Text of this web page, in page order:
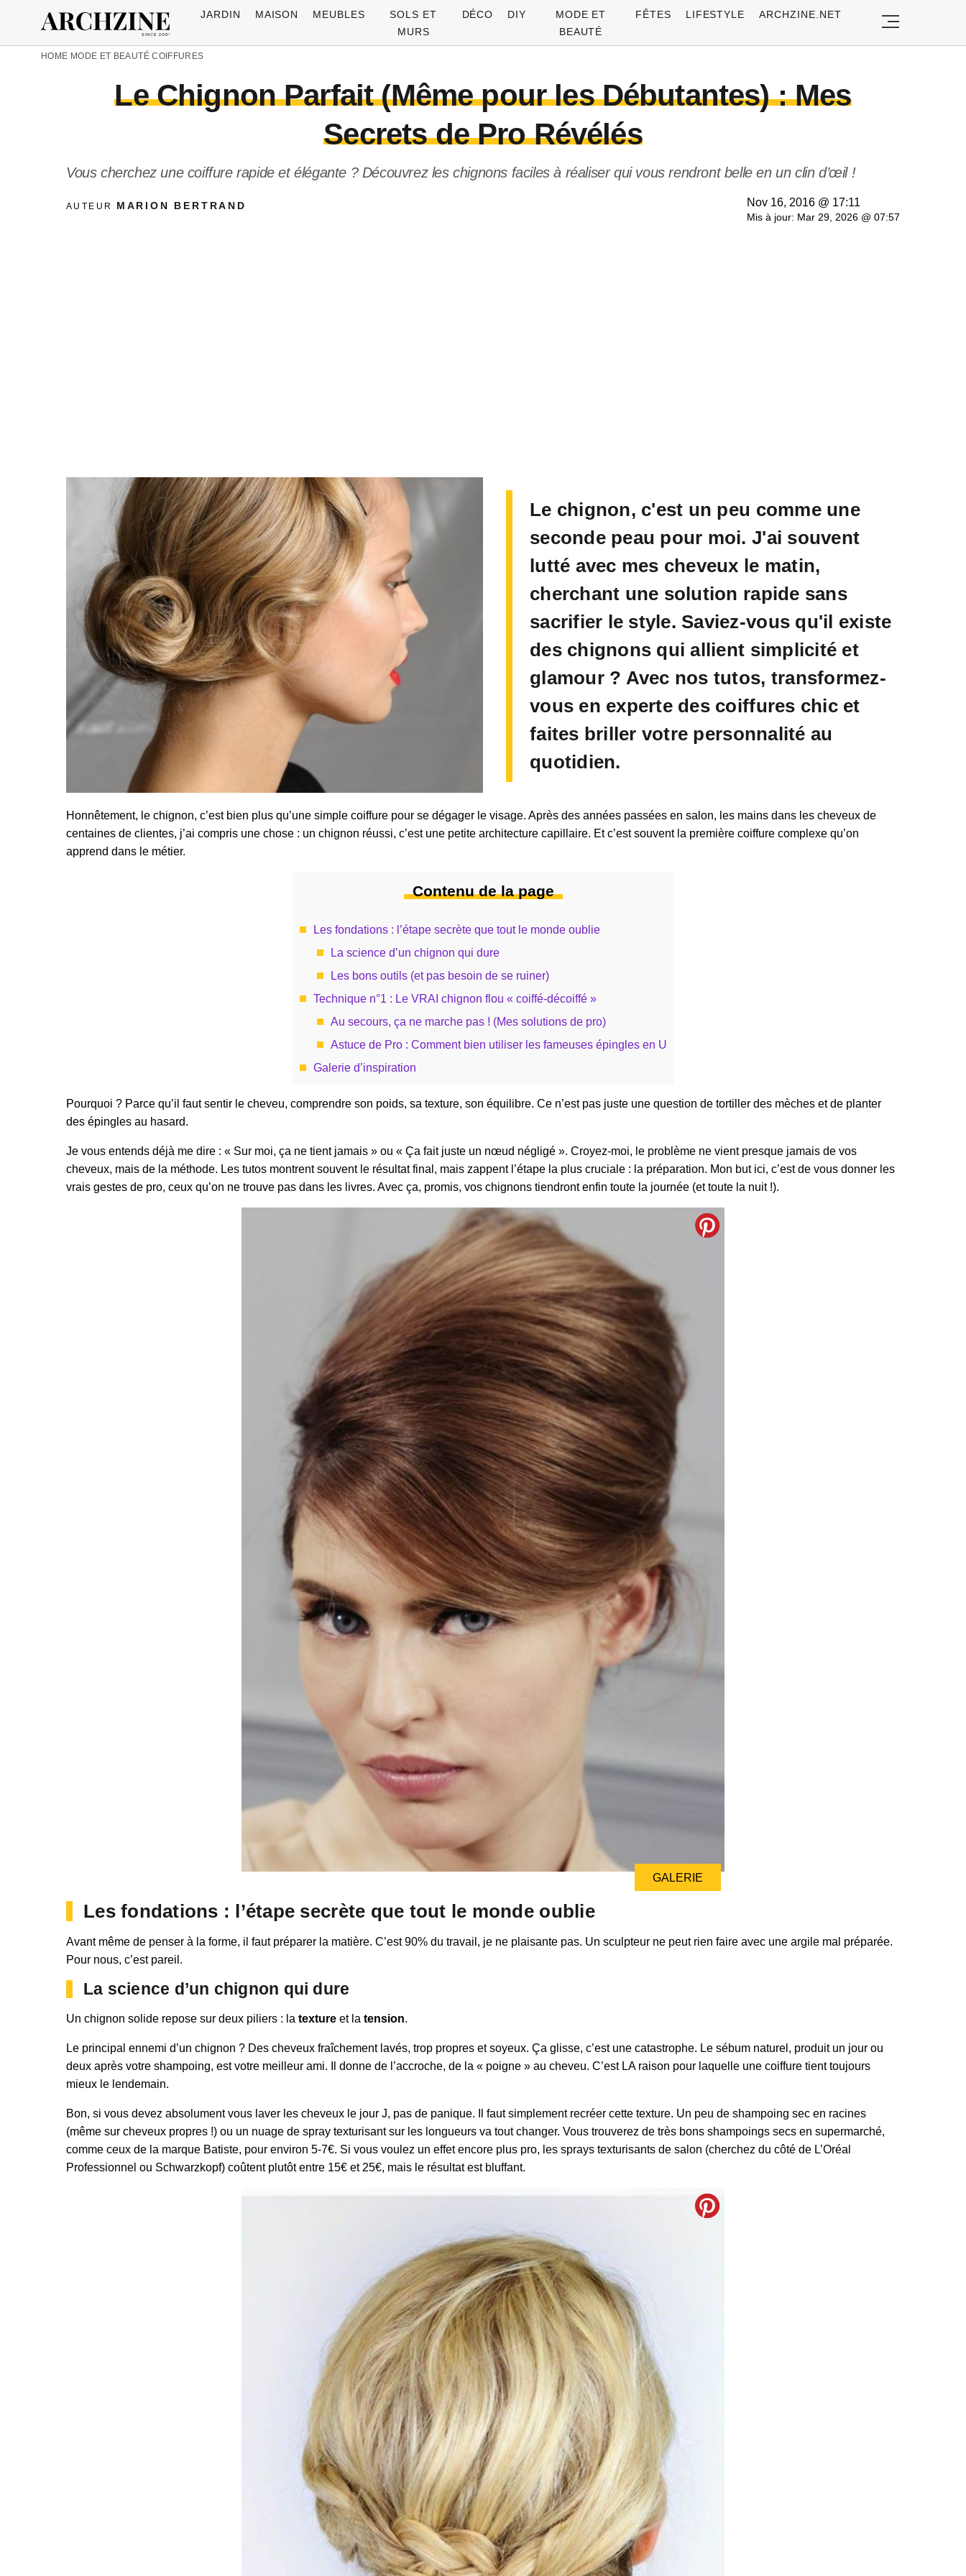
JARDIN MAISON MEUBLES
SOLS ET
MURS
DÉCO DIY
MODE ET
BEAUTÉ
FÊTES LIFESTYLE ARCHZINE.NET
HOME MODE ET BEAUTÉ COIFFURES
Le Chignon Parfait (Même pour les Débutantes) : Mes
Secrets de Pro Révélés
Vous cherchez une coiffure rapide et élégante ? Découvrez les chignons faciles à réaliser qui vous rendront belle en un clin d’œil !
AUTEUR MARION BERTRAND Nov 16, 2016 @ 17:11
Mis à jour: Mar 29, 2026 @ 07:57
Le chignon, c'est un peu comme une
seconde peau pour moi. J'ai souvent
lutté avec mes cheveux le matin,
cherchant une solution rapide sans
sacrifier le style. Saviez-vous qu'il existe
des chignons qui allient simplicité et
glamour ? Avec nos tutos, transformez-
vous en experte des coiffures chic et
faites briller votre personnalité au
quotidien.
Honnêtement, le chignon, c’est bien plus qu’une simple coiffure pour se dégager le visage. Après des années passées en salon, les mains dans les cheveux de
centaines de clientes, j’ai compris une chose : un chignon réussi, c’est une petite architecture capillaire. Et c’est souvent la première coiffure complexe qu’on
apprend dans le métier.
Contenu de la page
Les fondations : l’étape secrète que tout le monde oublie
La science d’un chignon qui dure
Les bons outils (et pas besoin de se ruiner)
Technique n°1 : Le VRAI chignon flou « coiffé-décoiffé »
Au secours, ça ne marche pas ! (Mes solutions de pro)
Astuce de Pro : Comment bien utiliser les fameuses épingles en U
Galerie d’inspiration
Pourquoi ? Parce qu’il faut sentir le cheveu, comprendre son poids, sa texture, son équilibre. Ce n’est pas juste une question de tortiller des mèches et de planter
des épingles au hasard.
Je vous entends déjà me dire : « Sur moi, ça ne tient jamais » ou « Ça fait juste un nœud négligé ». Croyez-moi, le problème ne vient presque jamais de vos
cheveux, mais de la méthode. Les tutos montrent souvent le résultat final, mais zappent l’étape la plus cruciale : la préparation. Mon but ici, c’est de vous donner les
vrais gestes de pro, ceux qu’on ne trouve pas dans les livres. Avec ça, promis, vos chignons tiendront enfin toute la journée (et toute la nuit !).
GALERIE
Les fondations : l’étape secrète que tout le monde oublie
Avant même de penser à la forme, il faut préparer la matière. C’est 90% du travail, je ne plaisante pas. Un sculpteur ne peut rien faire avec une argile mal préparée.
Pour nous, c’est pareil.
La science d’un chignon qui dure
Un chignon solide repose sur deux piliers : la texture et la tension.
Le principal ennemi d’un chignon ? Des cheveux fraîchement lavés, trop propres et soyeux. Ça glisse, c’est une catastrophe. Le sébum naturel, produit un jour ou
deux après votre shampoing, est votre meilleur ami. Il donne de l’accroche, de la « poigne » au cheveu. C’est LA raison pour laquelle une coiffure tient toujours
mieux le lendemain.
Bon, si vous devez absolument vous laver les cheveux le jour J, pas de panique. Il faut simplement recréer cette texture. Un peu de shampoing sec en racines
(même sur cheveux propres !) ou un nuage de spray texturisant sur les longueurs va tout changer. Vous trouverez de très bons shampoings secs en supermarché,
comme ceux de la marque Batiste, pour environ 5-7€. Si vous voulez un effet encore plus pro, les sprays texturisants de salon (cherchez du côté de L’Oréal
Professionnel ou Schwarzkopf) coûtent plutôt entre 15€ et 25€, mais le résultat est bluffant.